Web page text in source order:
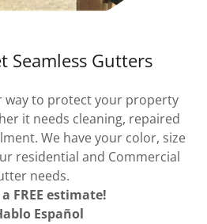
Seamless Gutters
way to protect your property
it needs cleaning, repaired
We have your color, size
residential and Commercial
needs.
FREE estimate!
Español